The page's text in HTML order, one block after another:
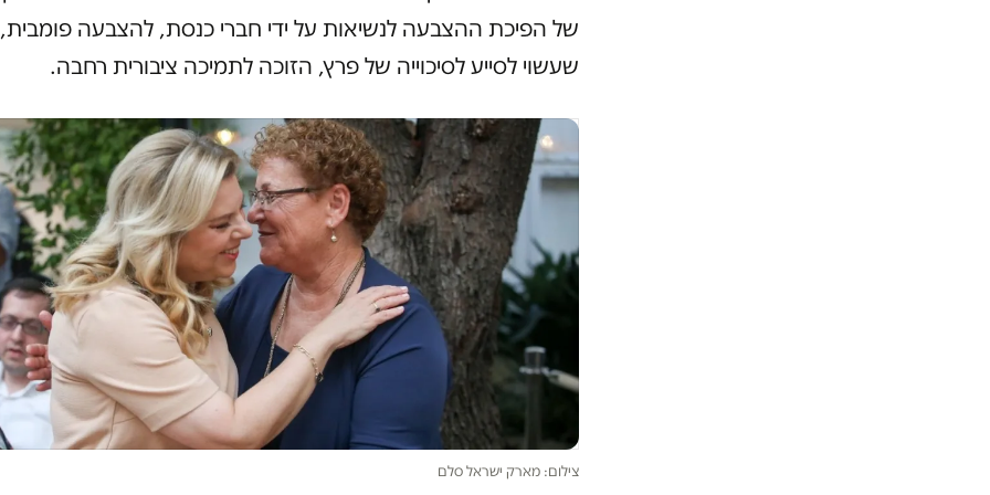
של הפיכת ההצבעה לנשיאות על ידי חברי כנסת, להצבעה
שעשוי לסייע לסיכוייה של פרץ, הזוכה לתמיכה ציבורית רחבה.
צילום: מארק ישראל סלם